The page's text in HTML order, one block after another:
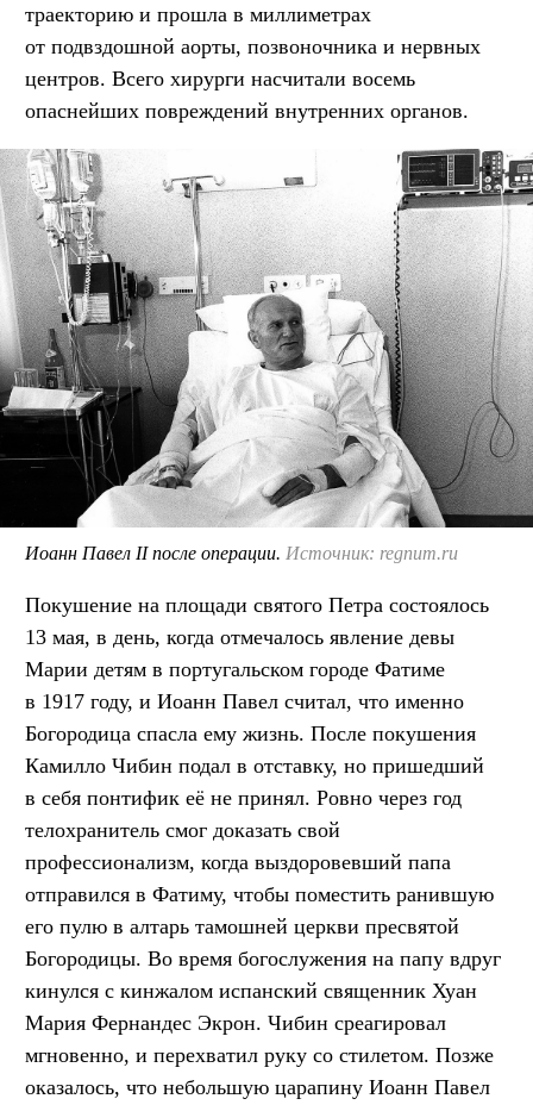
траекторию и прошла в миллиметрах
от подвздошной аорты, позвоночника и нервных
центров. Всего хирурги насчитали восемь
опаснейших повреждений внутренних органов.
Иоанн Павел II после операции. Источник: regnum.ru
Покушение на площади святого Петра состоялось
13 мая, в день, когда отмечалось явление девы
Марии детям в португальском городе Фатиме
в 1917 году, и Иоанн Павел считал, что именно
Богородица спасла ему жизнь. После покушения
Камилло Чибин подал в отставку, но пришедший
в себя понтифик её не принял. Ровно через год
телохранитель смог доказать свой
профессионализм, когда выздоровевший папа
отправился в Фатиму, чтобы поместить ранившую
его пулю в алтарь тамошней церкви пресвятой
Богородицы. Во время богослужения на папу вдруг
кинулся с кинжалом испанский священник Хуан
Мария Фернандес Экрон. Чибин среагировал
мгновенно, и перехватил руку со стилетом. Позже
оказалось, что небольшую царапину Иоанн Павел